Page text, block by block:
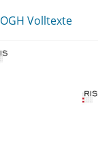
OGH Volltexte